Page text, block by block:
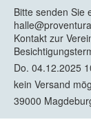
Bitte senden Sie
Kontakt zur
Do. 04.12.2025
kein Versand
39000